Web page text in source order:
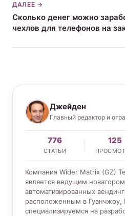
ДАЛЕЕ →
Сколько денег можно
чехлов для телефонов на
Джейден
Главный редактор и
776
СТАТЬИ
125
Компания Wider Matrix (GZ)
является ведущим
автоматизированных
расположенным в Гуанчжоу,
специализируемся на